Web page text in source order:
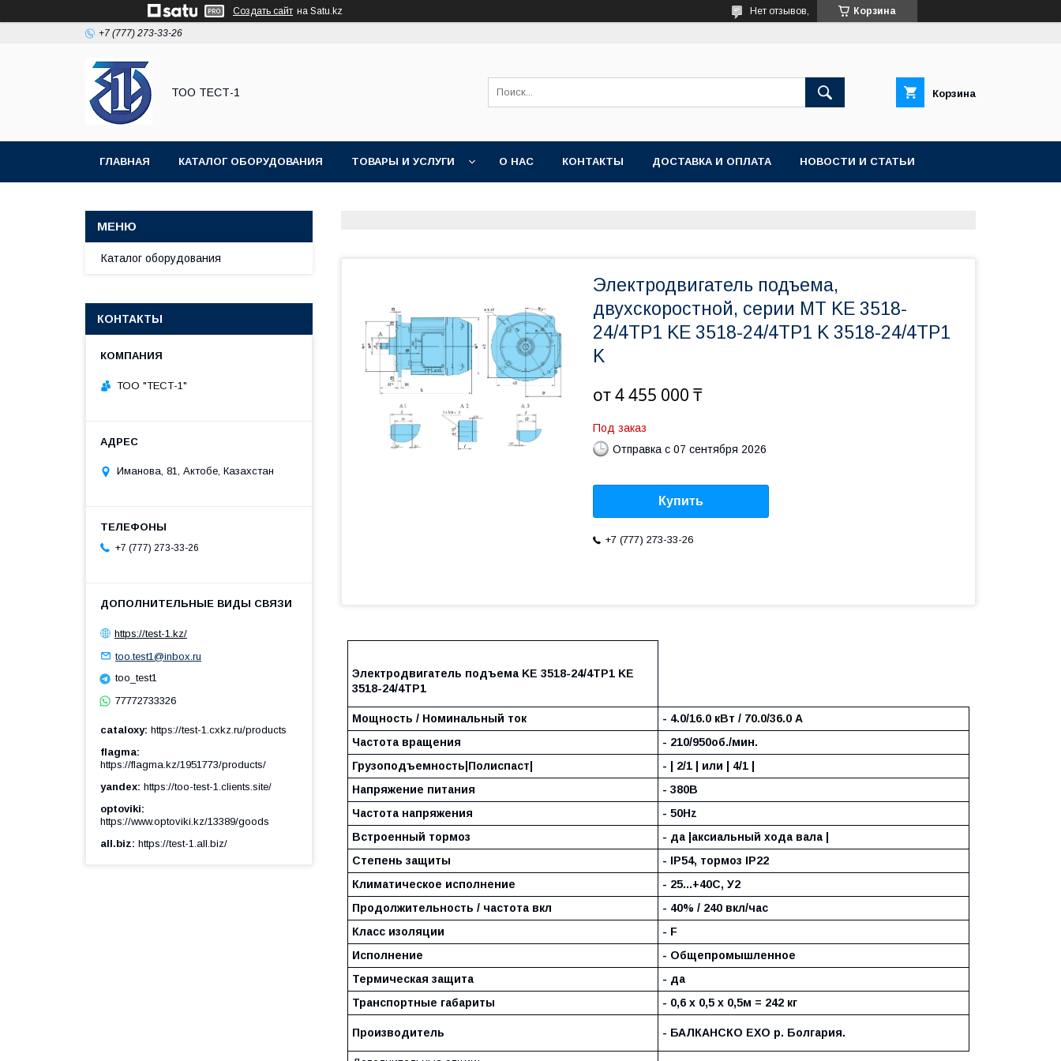
Создать сайт на Satu.kz Корзина
Нет отзывов,
+7 (777) 273-33-26
ТОО ТЕСТ-1 Корзина
ГЛАВНАЯ КАТАЛОГ ОБОРУДОВАНИЯ ТОВАРЫ И УСЛУГИ О НАС КОНТАКТЫ ДОСТАВКА И ОПЛАТА НОВОСТИ И СТАТЬИ
Электродвигатель подъема,
двухскоростной, серии MT KE 3518-
24/4ТР1 KE 3518-24/4TP1 K 3518-24/4ТР1
K
от4 455 000 ₸
Под заказ
Отправка с 07 сентября 2026
Купить
+7 (777) 273-33-26
Электродвигатель подъема KE 3518-24/4ТР1 KE
3518-24/4TP1
Мощность / Номинальный ток
- 4.0/16.0 кВт / 70.0/36.0 А
Частота вращения
- 210/950об./мин.
Грузоподъемность|Полиспаст|
- | 2/1 | или | 4/1 |
Напряжение питания
- 380В
Частота напряжения
- 50Hz
Встроенный тормоз
- да |аксиальный хода вала |
Степень защиты
- IP54, тормоз IP22
Климатическое исполнение
- 25...+40С, У2
Продолжительность / частота вкл
- 40% / 240 вкл/час
Класс изоляции
- F
Исполнение
- Общепромышленное
Термическая защита
- да
Транспортные габариты
- 0,6 х 0,5 х 0,5м = 242 кг
Производитель - БАЛКАНCКО ЕХО р. Болгария.
Каталог оборудования
КОНТАКТЫ
ТОО "ТЕСТ-1"
Иманова, 81, Актобе, Казахстан
+7 (777) 273-33-26
https://test-1.kz/
too.test1@inbox.ru
too_test1
77772733326
cataloxy https://test-1.cxkz.ru/products
flagma
https://flagma.kz/1951773/products/
yandex https://too-test-1.clients.site/
optoviki
https://www.optoviki.kz/13389/goods
all.biz https://test-1.all.biz/